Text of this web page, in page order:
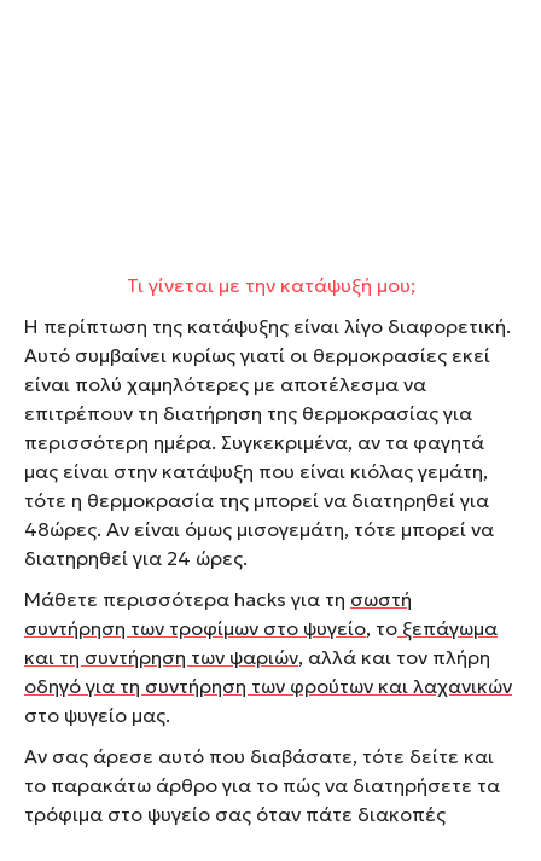
Τι γίνεται με την κατάψυξή μου;
Η περίπτωση της κατάψυξης είναι λίγο διαφορετική.
Αυτό συμβαίνει κυρίως γιατί οι θερμοκρασίες εκεί
είναι πολύ χαμηλότερες με αποτέλεσμα να
επιτρέπουν τη διατήρηση της θερμοκρασίας για
περισσότερη ημέρα. Συγκεκριμένα, αν τα φαγητά
μας είναι στην κατάψυξη που είναι κιόλας γεμάτη,
τότε η θερμοκρασία της μπορεί να διατηρηθεί για
48ώρες. Αν είναι όμως μισογεμάτη, τότε μπορεί να
διατηρηθεί για 24 ώρες.
Μάθετε περισσότερα hacks για τη σωστή
συντήρηση των τροφίμων στο ψυγείο, το ξεπάγωμα
και τη συντήρηση των ψαριών, αλλά και τον πλήρη
οδηγό για τη συντήρηση των φρούτων και λαχανικών
στο ψυγείο μας.
Αν σας άρεσε αυτό που διαβάσατε, τότε δείτε και
το παρακάτω άρθρο για το πώς να διατηρήσετε τα
τρόφιμα στο ψυγείο σας όταν πάτε διακοπές